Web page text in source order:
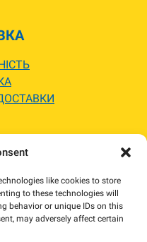
like cookies to store
to these technologies will
behavior or unique IDs on this
may adversely affect certain
відрізнятися від їхнього